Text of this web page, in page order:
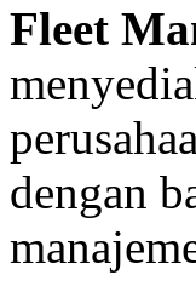
Fleet
dengan